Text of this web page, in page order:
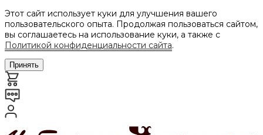
Этот сайт использует куки для улучшения вашего
пользовательского опыта. Продолжая пользоваться сайтом,
вы соглашаетесь на использование куки, а также с
Политикой конфиденциальности сайта.
Принять